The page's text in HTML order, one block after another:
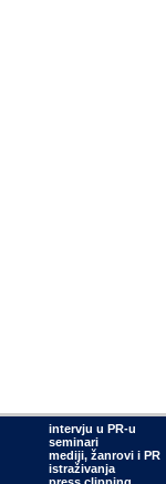
intervju u PR-u
seminari
mediji, žanrovi i PR
istraživanja